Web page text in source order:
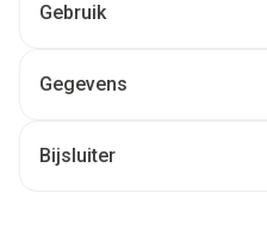
Gebruik
Gegevens
Bijsluiter